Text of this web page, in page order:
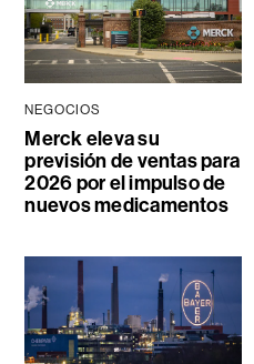
NEGOCIOS
Merck eleva su
previsión de ventas para
2026 por el impulso de
nuevos medicamentos